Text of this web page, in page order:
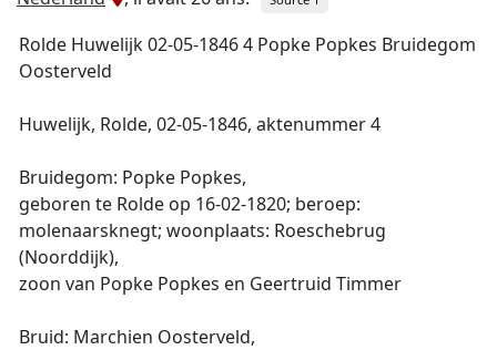
Rolde Huwelijk 02-05-1846 4 Popke Popkes Bruidegom
Oosterveld
Huwelijk, Rolde, 02-05-1846, aktenummer 4
Bruidegom: Popke Popkes,
geboren te Rolde op 16-02-1820; beroep:
molenaarsknegt; woonplaats: Roeschebrug
(Noorddijk),
zoon van Popke Popkes en Geertruid Timmer
Bruid: Marchien Oosterveld,